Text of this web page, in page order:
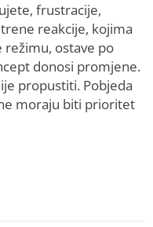
frustracije,
reakcije, kojima
režimu, ostave po
donosi promjene.
propustiti. Pobjeda
moraju biti prioritet